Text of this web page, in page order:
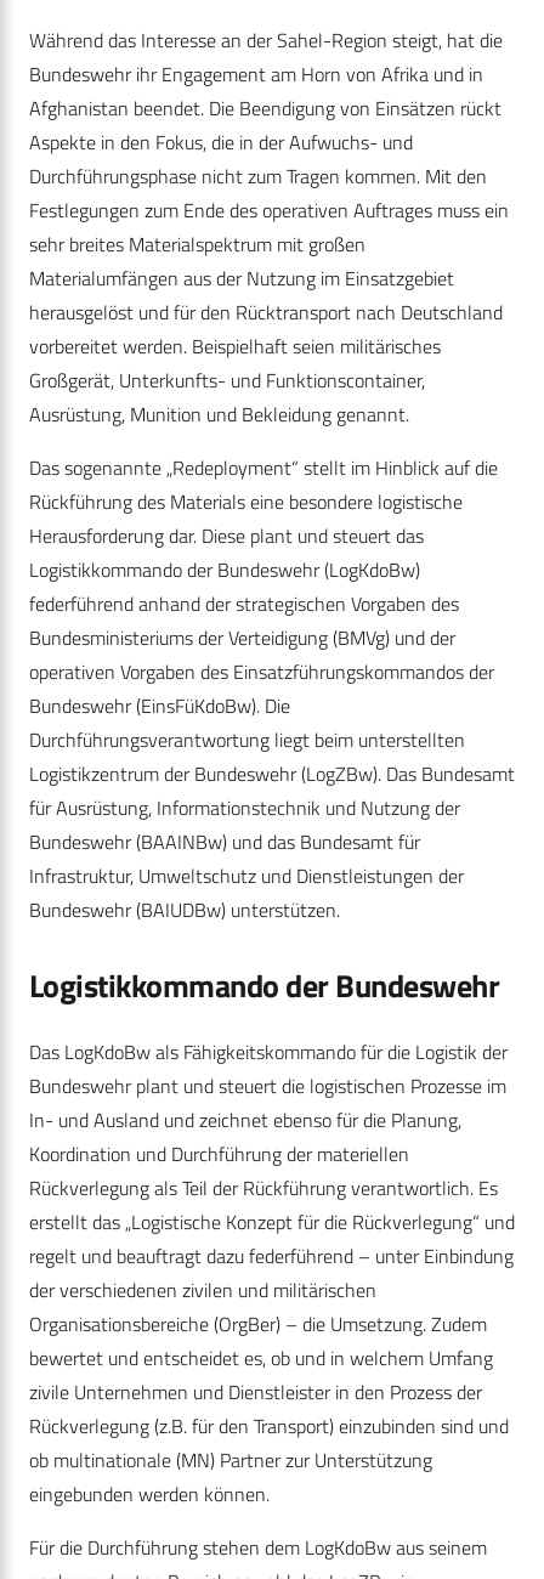
Während das Interesse an der Sahel-Region steigt, hat die
Bundeswehr ihr Engagement am Horn von Afrika und in
Afghanistan beendet. Die Beendigung von Einsätzen rückt
Aspekte in den Fokus, die in der Aufwuchs- und
Durchführungsphase nicht zum Tragen kommen. Mit den
Festlegungen zum Ende des operativen Auftrages muss ein
sehr breites Materialspektrum mit großen
Materialumfängen aus der Nutzung im Einsatzgebiet
herausgelöst und für den Rücktransport nach Deutschland
vorbereitet werden. Beispielhaft seien militärisches
Großgerät, Unterkunfts- und Funktionscontainer,
Ausrüstung, Munition und Bekleidung genannt.
Das sogenannte „Redeployment“ stellt im Hinblick auf die
Rückführung des Materials eine besondere logistische
Herausforderung dar. Diese plant und steuert das
Logistikkommando der Bundeswehr (LogKdoBw)
federführend anhand der strategischen Vorgaben des
Bundesministeriums der Verteidigung (BMVg) und der
operativen Vorgaben des Einsatzführungskommandos der
Bundeswehr (EinsFüKdoBw). Die
Durchführungsverantwortung liegt beim unterstellten
Logistikzentrum der Bundeswehr (LogZBw). Das Bundesamt
für Ausrüstung, Informationstechnik und Nutzung der
Bundeswehr (BAAINBw) und das Bundesamt für
Infrastruktur, Umweltschutz und Dienstleistungen der
Bundeswehr (BAIUDBw) unterstützen.
Logistikkommando der Bundeswehr
Das LogKdoBw als Fähigkeitskommando für die Logistik der
Bundeswehr plant und steuert die logistischen Prozesse im
In- und Ausland und zeichnet ebenso für die Planung,
Koordination und Durchführung der materiellen
Rückverlegung als Teil der Rückführung verantwortlich. Es
erstellt das „Logistische Konzept für die Rückverlegung“ und
regelt und beauftragt dazu federführend – unter Einbindung
der verschiedenen zivilen und militärischen
Organisationsbereiche (OrgBer) – die Umsetzung. Zudem
bewertet und entscheidet es, ob und in welchem Umfang
zivile Unternehmen und Dienstleister in den Prozess der
Rückverlegung (z.B. für den Transport) einzubinden sind und
ob multinationale (MN) Partner zur Unterstützung
eingebunden werden können.
Für die Durchführung stehen dem LogKdoBw aus seinem